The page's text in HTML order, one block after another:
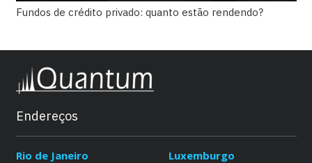
Fundos de crédito privado: quanto estão rendendo?
Endereços
Rio de Janeiro
Luxemburgo